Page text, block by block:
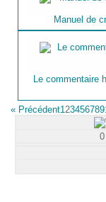
Manuel de
Le commentaire
« Précédent123456789
0